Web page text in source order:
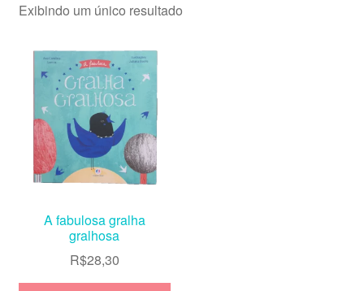
Exibindo um único resultado
A fabulosa gralha
gralhosa
R$28,30